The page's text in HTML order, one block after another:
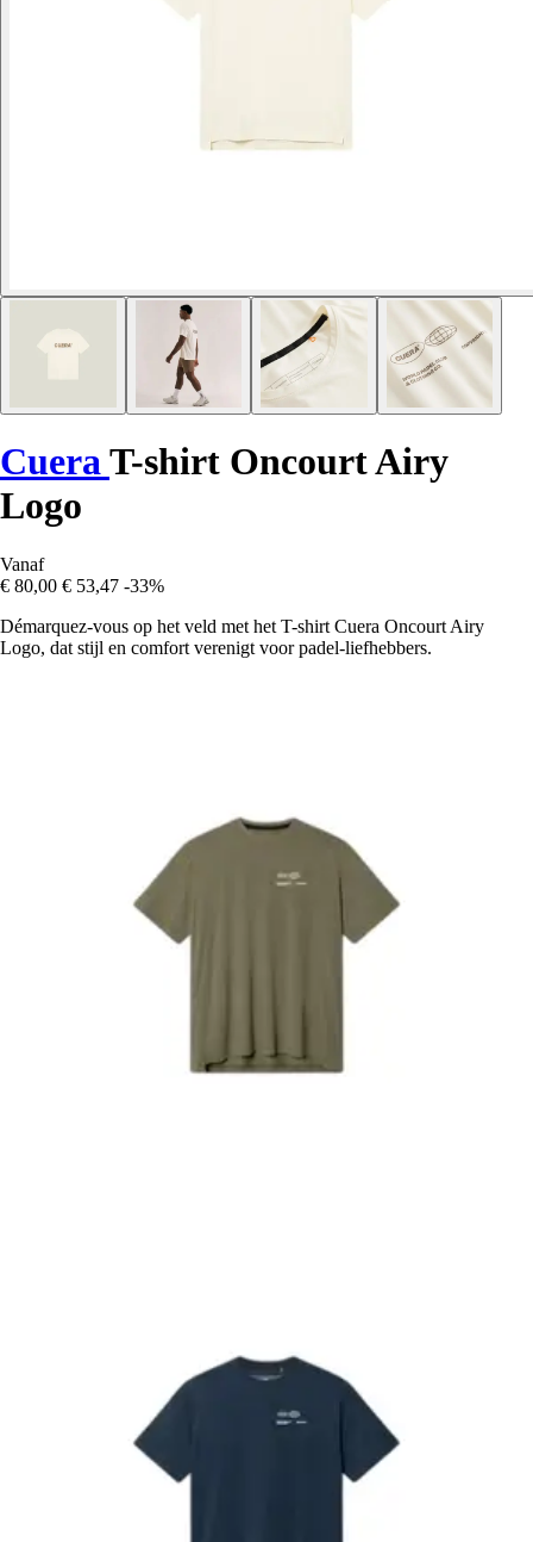
Cuera T-shirt Oncourt Airy
Logo
Vanaf
€ 80,00 € 53,47 -33%
Démarquez-vous op het veld met het T-shirt Cuera Oncourt Airy
Logo, dat stijl en comfort verenigt voor padel-liefhebbers.